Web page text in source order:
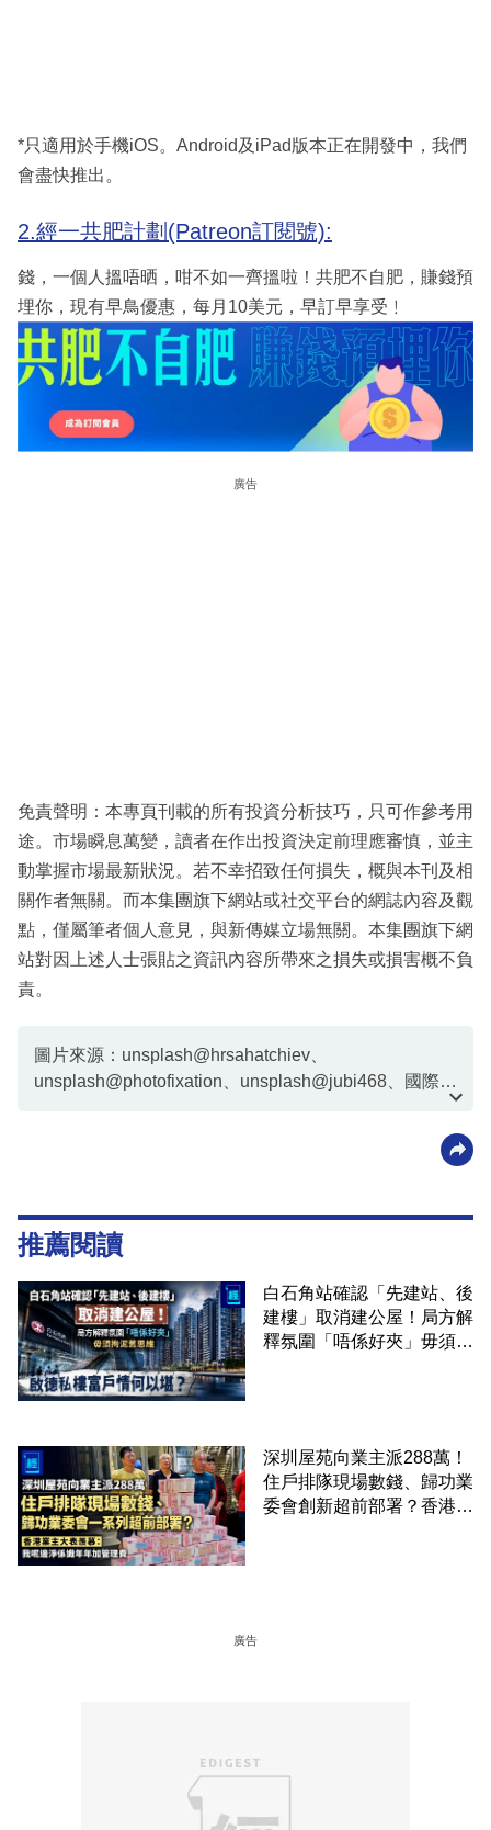
*只適用於手機iOS。Android及iPad版本正在開發中，我們
會盡快推出。
2.經一共肥計劃(Patreon訂閱號):
錢，一個人搵唔晒，咁不如一齊搵啦！共肥不自肥，賺錢預
埋你，現有早鳥優惠，每月10美元，早訂早享受﹗
廣告
免責聲明：本專頁刊載的所有投資分析技巧，只可作參考用
途。市場瞬息萬變，讀者在作出投資決定前理應審慎，並主
動掌握市場最新狀況。若不幸招致任何損失，概與本刊及相
關作者無關。而本集團旗下網站或社交平台的網誌內容及觀
點，僅屬筆者個人意見，與新傳媒立場無關。本集團旗下網
站對因上述人士張貼之資訊內容所帶來之損失或損害概不負
責。
圖片來源：unsplash@hrsahatchiev、
unsplash@photofixation、unsplash@jubi468、國際豪
推薦閱讀
白石角站確認「先建站、後
建樓」取消建公屋！局方解
釋氛圍「唔係好夾」毋須拘
深圳屋苑向業主派288萬！
住戶排隊現場數錢、歸功業
委會創新超前部署？香港業
廣告